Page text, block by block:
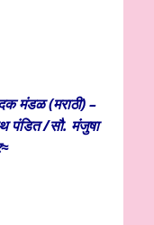
मंडळ (मराठी) –
पंडित /सौ. मंजुषा